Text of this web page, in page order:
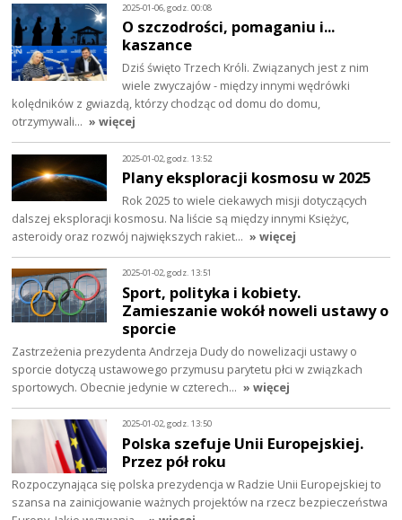
2025-01-06, godz. 00:08
O szczodrości, pomaganiu i...
kaszance
Dziś święto Trzech Króli. Związanych jest z nim
wiele zwyczajów - między innymi wędrówki
kolędników z gwiazdą, którzy chodząc od domu do domu,
otrzymywali… » więcej
2025-01-02, godz. 13:52
Plany eksploracji kosmosu w 2025
Rok 2025 to wiele ciekawych misji dotyczących
dalszej eksploracji kosmosu. Na liście są między innymi Księżyc,
asteroidy oraz rozwój największych rakiet… » więcej
2025-01-02, godz. 13:51
Sport, polityka i kobiety.
Zamieszanie wokół noweli ustawy o
sporcie
Zastrzeżenia prezydenta Andrzeja Dudy do nowelizacji ustawy o
sporcie dotyczą ustawowego przymusu parytetu płci w związkach
sportowych. Obecnie jedynie w czterech… » więcej
2025-01-02, godz. 13:50
Polska szefuje Unii Europejskiej.
Przez pół roku
Rozpoczynająca się polska prezydencja w Radzie Unii Europejskiej to
szansa na zainicjowanie ważnych projektów na rzecz bezpieczeństwa